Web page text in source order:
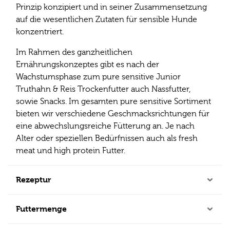
Prinzip konzipiert und in seiner Zusammensetzung
auf die wesentlichen Zutaten für sensible Hunde
konzentriert.
Im Rahmen des ganzheitlichen
Ernährungskonzeptes gibt es nach der
Wachstumsphase zum pure sensitive Junior
Truthahn & Reis Trockenfutter auch Nassfutter,
sowie Snacks. Im gesamten pure sensitive Sortiment
bieten wir verschiedene Geschmacksrichtungen für
eine abwechslungsreiche Fütterung an. Je nach
Alter oder speziellen Bedürfnissen auch als fresh
meat und high protein Futter.
Rezeptur
Futtermenge